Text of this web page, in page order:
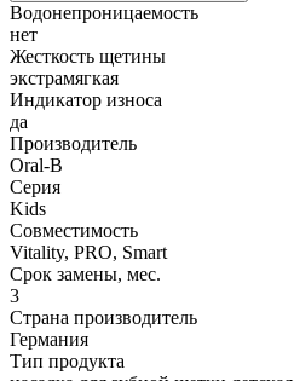
Водонепроницаемость
нет
Жесткость щетины
экстрамягкая
Индикатор износа
да
Производитель
Oral-B
Серия
Kids
Совместимость
Vitality, PRO, Smart
Срок замены, мес.
3
Страна производитель
Германия
Тип продукта